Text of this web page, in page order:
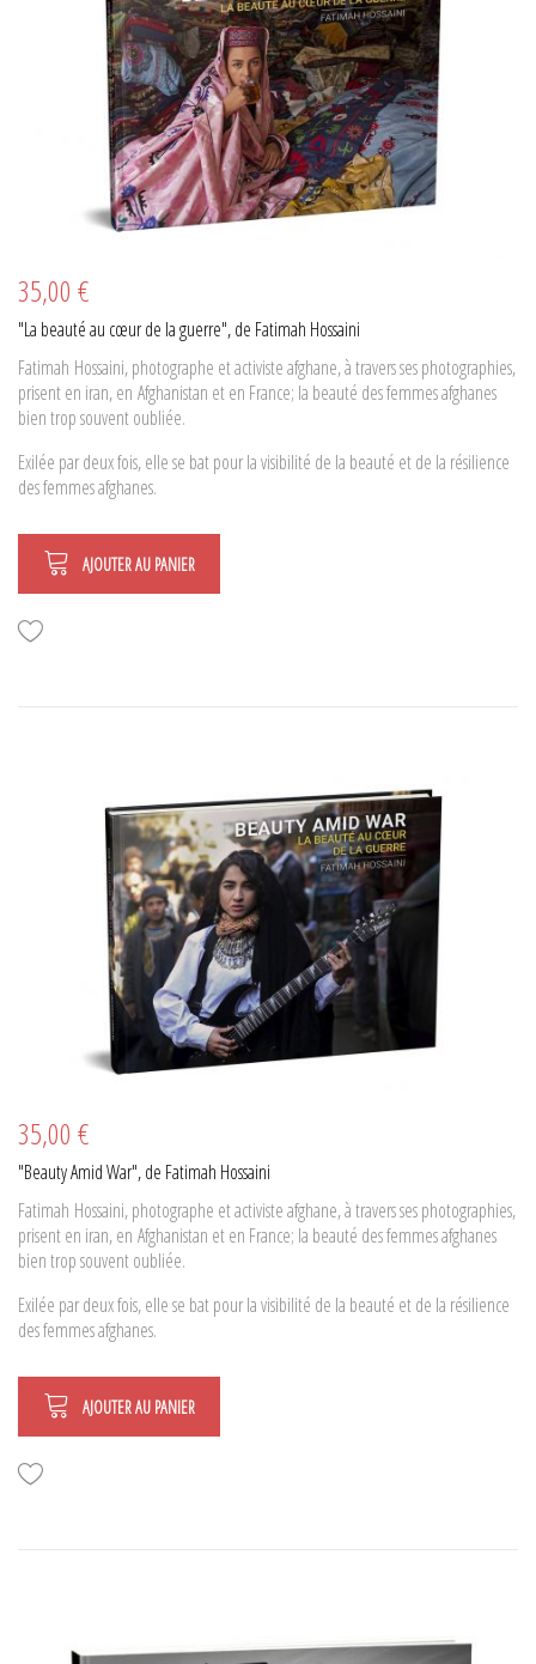
35,00 €
"La beauté au cœur de la guerre", de Fatimah Hossaini
Fatimah Hossaini, photographe et activiste afghane, à travers ses photographies,
prisent en iran, en Afghanistan et en France; la beauté des femmes afghanes
bien trop souvent oubliée.
Exilée par deux fois, elle se bat pour la visibilité de la beauté et de la résilience
des femmes afghanes.
AJOUTER AU PANIER
35,00 €
"Beauty Amid War", de Fatimah Hossaini
Fatimah Hossaini, photographe et activiste afghane, à travers ses photographies,
prisent en iran, en Afghanistan et en France; la beauté des femmes afghanes
bien trop souvent oubliée.
Exilée par deux fois, elle se bat pour la visibilité de la beauté et de la résilience
des femmes afghanes.
AJOUTER AU PANIER